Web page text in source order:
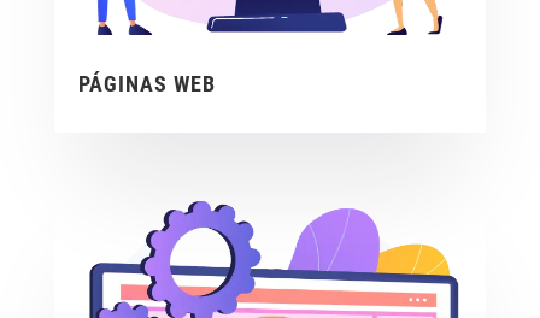
PÁGINAS WEB